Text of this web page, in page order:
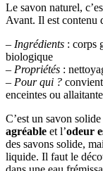
Le savon naturel,
Avant. Il est contenu
– Ingrédients : corps
biologique
– Propriétés :
– Pour qui ?
enceintes ou
C’est un savon
agréable et l’odeur
des savons solide,
liquide. Il faut le